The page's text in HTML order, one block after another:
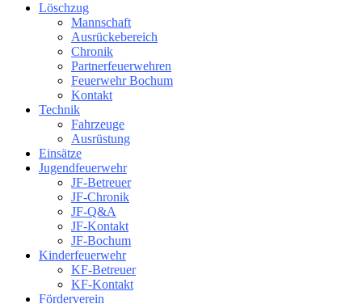
Löschzug
Mannschaft
Ausrückebereich
Chronik
Partnerfeuerwehren
Feuerwehr Bochum
Kontakt
Technik
Fahrzeuge
Ausrüstung
Einsätze
Jugendfeuerwehr
JF-Betreuer
JF-Chronik
JF-Q&A
JF-Kontakt
JF-Bochum
Kinderfeuerwehr
KF-Betreuer
KF-Kontakt
Förderverein